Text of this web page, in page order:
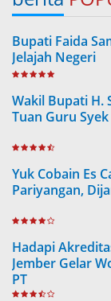
Bupati Faida
Jelajah Negeri
Wakil Bupati H.
Tuan Guru
Yuk Cobain Es
Pariyangan,
Hadapi
Jember Gelar
PT